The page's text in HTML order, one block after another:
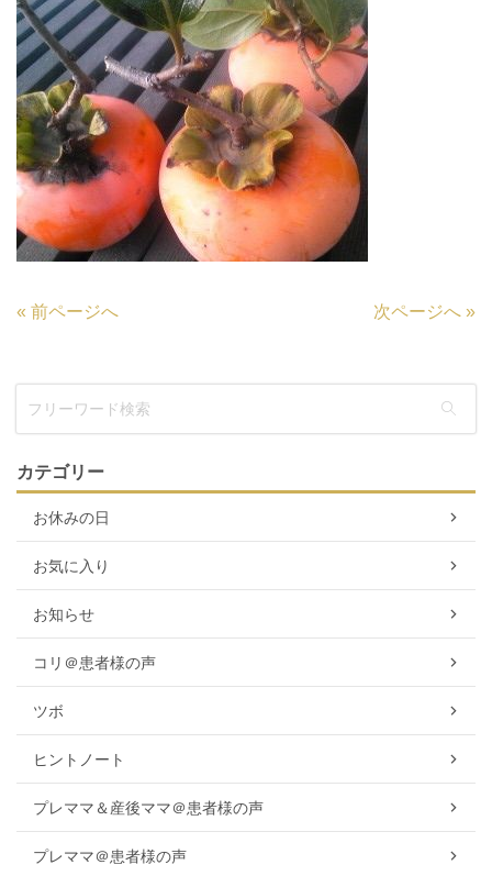
« 前ページへ 次ページへ »
カテゴリー
お休みの日
お気に入り
お知らせ
コリ＠患者様の声
ツボ
ヒントノート
プレママ＆産後ママ＠患者様の声
プレママ＠患者様の声